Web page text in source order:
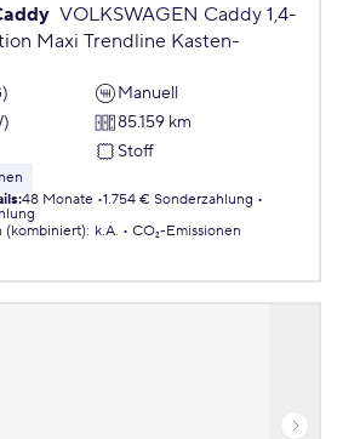
VOLKSWAGEN Caddy 1,4-
Maxi Trendline Kasten-
Manuell
85.159 km
Stoff
:48 Monate 1.754 € Sonderzahlung
(kombiniert): k.A.
CO₂-Emissionen